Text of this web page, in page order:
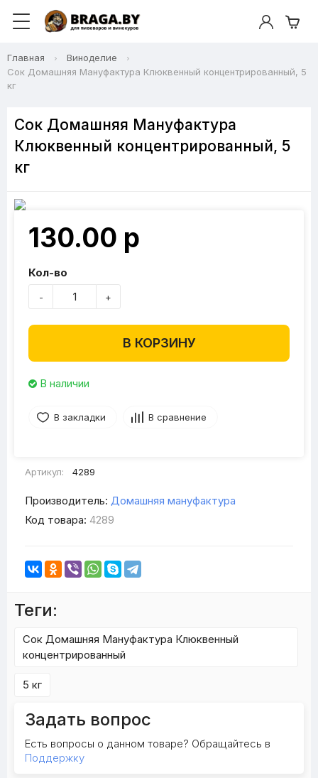
Главная
Виноделие
Сок Домашняя Мануфактура Клюквенный концентрированный, 5
кг
Сок Домашняя Мануфактура
Клюквенный концентрированный, 5
кг
130.00 р
Кол-во
- +
В КОРЗИНУ
В наличии
В закладки В сравнение
Артикул: 4289
Производитель: Домашняя мануфактура
Код товара: 4289
Теги:
Сок Домашняя Мануфактура Клюквенный
концентрированный
5 кг
Задать вопрос
Есть вопросы о данном товаре? Обращайтесь в
Поддержку